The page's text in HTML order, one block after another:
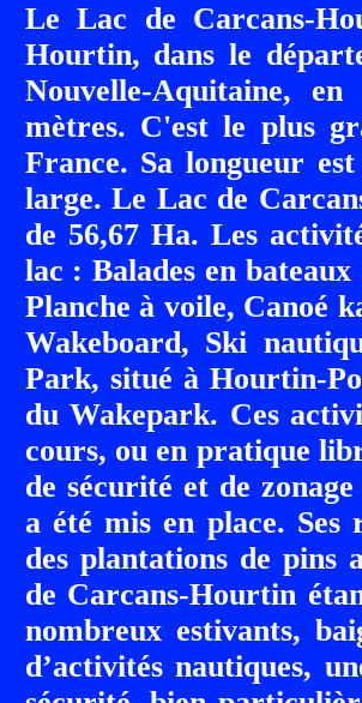
Le Lac de Carcans-
Hourtin, dans le
Nouvelle-Aquitaine,
mètres. C'est le plus
France. Sa longueur
large. Le Lac de
de 56,67 Ha. Les
lac : Balades en
Planche à voile, Canoé
Wakeboard, Ski
Park, situé à Hourtin-
du Wakepark. Ces
cours, ou en pratique
de sécurité et de
a été mis en place.
des plantations de pins
de Carcans-Hourtin
nombreux estivants,
d’activités nautiques,